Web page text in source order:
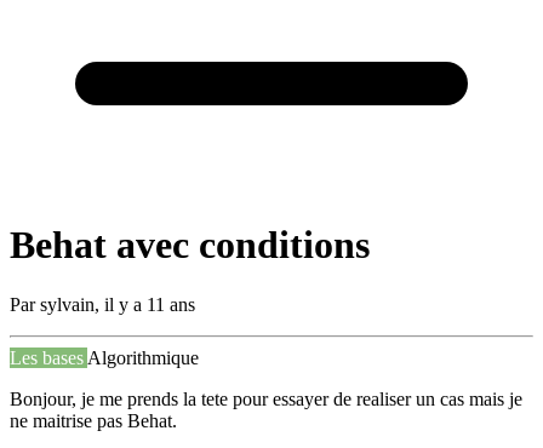
Behat avec conditions
Parsylvain, il y a 11 ans
Les bases Algorithmique
Bonjour, je me prends la tete pour essayer de realiser un cas mais je
ne maitrise pas Behat.